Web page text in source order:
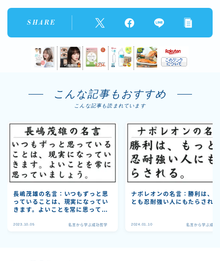
SHARE
こんな記事もおすすめ
こんな記事も読まれています
長嶋茂雄の名言：いつもずっと思
っていることは、現実になってい
きます。よいことを常に思ってい
2023.10.05 名言から学ぶ成功哲学
ナポレオンの名言：勝利は、
とも忍耐強い人にもたらされ
2024.01.10 名言から学ぶ成功